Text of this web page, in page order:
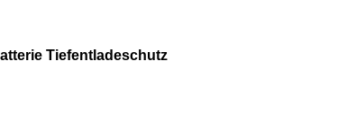
Tiefentladeschutz